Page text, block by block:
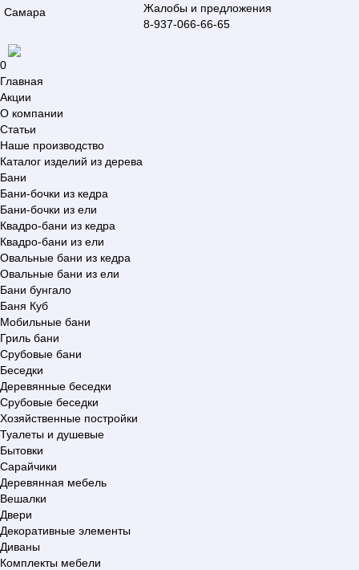
Самара
Жалобы и предложения
8-937-066-66-65
0
Главная
Акции
О компании
Статьи
Наше производство
Каталог изделий из дерева
Бани
Бани-бочки из кедра
Бани-бочки из ели
Квадро-бани из кедра
Квадро-бани из ели
Овальные бани из кедра
Овальные бани из ели
Бани бунгало
Баня Куб
Мобильные бани
Гриль бани
Срубовые бани
Беседки
Деревянные беседки
Срубовые беседки
Хозяйственные постройки
Туалеты и душевые
Бытовки
Сарайчики
Деревянная мебель
Вешалки
Двери
Декоративные элементы
Диваны
Комплекты мебели